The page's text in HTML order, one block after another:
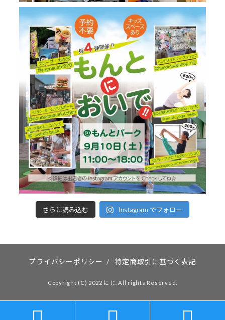
さらに読み込む Instagram でフォロー
プライバシーポリシー / 特定商取引に基づく表記
Copyright (C) 2022 にじ. All rights Reserved.